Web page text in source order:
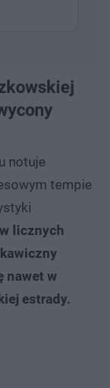
notuje
tempie
licznych
nawet w
estrady.